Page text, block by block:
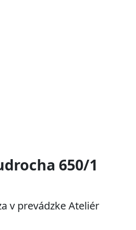
650/1
v prevádzke Ateliér